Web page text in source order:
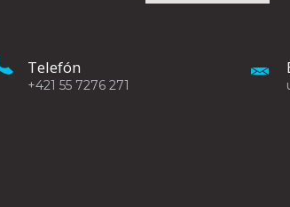
Telefón
+421 55 7276 271